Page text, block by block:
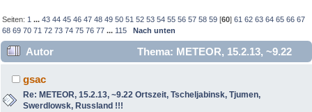
Seiten: 1 ...43 44 45 46 47 48 49 50 51 52 53 54 55 56 57 58 59 [60]61 62 63 64 65 66 67
68 69 70 71 72 73 74 75 76 77 ... 115 Nach unten
Autor
Thema: METEOR, 15.2.13, ~9.22
Ortszeit, Tscheljabinsk, Tjumen, Swerdlowsk, Russland !!!
(Gelesen 844869 mal)
gsac
Re: METEOR, 15.2.13, ~9.22 Ortszeit, Tscheljabinsk, Tjumen,
Swerdlowsk, Russland !!!